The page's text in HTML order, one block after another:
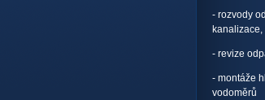
- rozvody
- revize
- montáže
vodoměrů